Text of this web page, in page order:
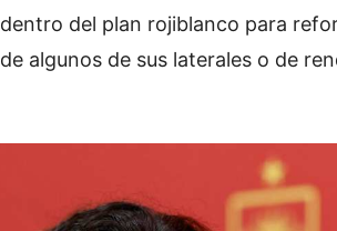
del plan rojiblanco para
algunos de sus laterales o de